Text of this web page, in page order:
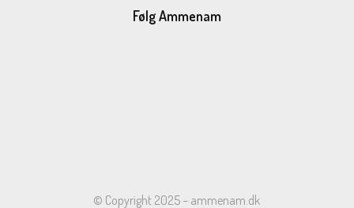
Følg Ammenam
© Copyright 2025 – ammenam.dk